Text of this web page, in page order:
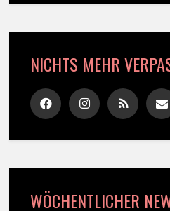
NICHTS MEHR
WÖCHENTLICHER